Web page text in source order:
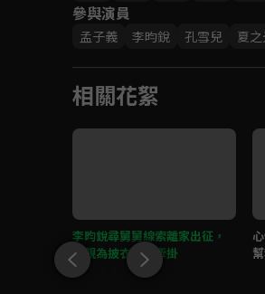
出身官宦之家的宋墨深陷家變謎
也從相互猜忌逐漸相知相惜。
參與演員
孟子義 李昀銳 孔雪兒 夏
相關花絮
李昀銳尋舅舅線索離家出征，
母親為披衣憂心牽掛